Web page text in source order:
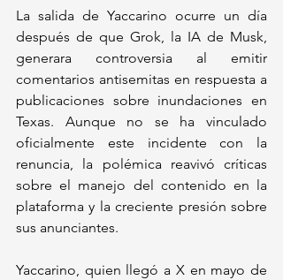
La salida de Yaccarino ocurre un día
después de que Grok, la IA de Musk,
generara controversia al emitir
comentarios antisemitas en respuesta a
publicaciones sobre inundaciones en
Texas. Aunque no se ha vinculado
oficialmente este incidente con la
renuncia, la polémica reavivó críticas
sobre el manejo del contenido en la
plataforma y la creciente presión sobre
sus anunciantes.
Yaccarino, quien llegó a X en mayo de